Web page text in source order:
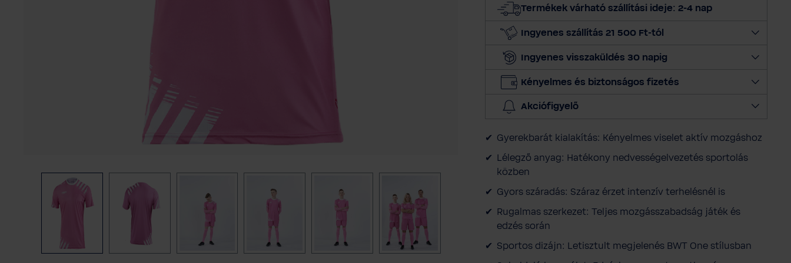
m
n
y
g
Termékek várható szállítási ideje: 2-4 nap
Ingyenes szállítás 21 500 Ft-tól
Ingyenes visszaküldés 30 napig
Kényelmes és biztonságos fizetés
Akciófigyelő
Gyerekbarát kialakítás: Kényelmes viselet aktív mozgáshoz
Lélegző anyag: Hatékony nedvességelvezetés sportolás
közben
Gyors száradás: Száraz érzet intenzív terhelésnél is
Rugalmas szerkezet: Teljes mozgásszabadság játék és
edzés során
Sportos dizájn: Letisztult megjelenés BWT One stílusban